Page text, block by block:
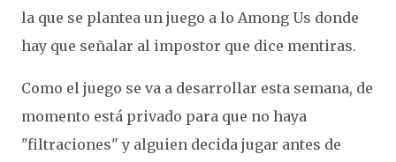
la que se plantea un juego a lo Among Us donde
hay que señalar al impostor que dice mentiras.
Como el juego se va a desarrollar esta semana, de
momento está privado para que no haya
"filtraciones" y alguien decida jugar antes de